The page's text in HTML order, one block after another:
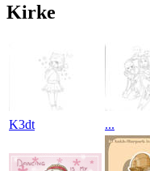
Kirke
K3dt ...